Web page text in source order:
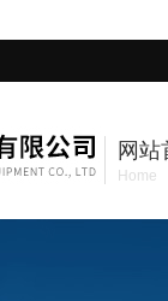
网站
Home